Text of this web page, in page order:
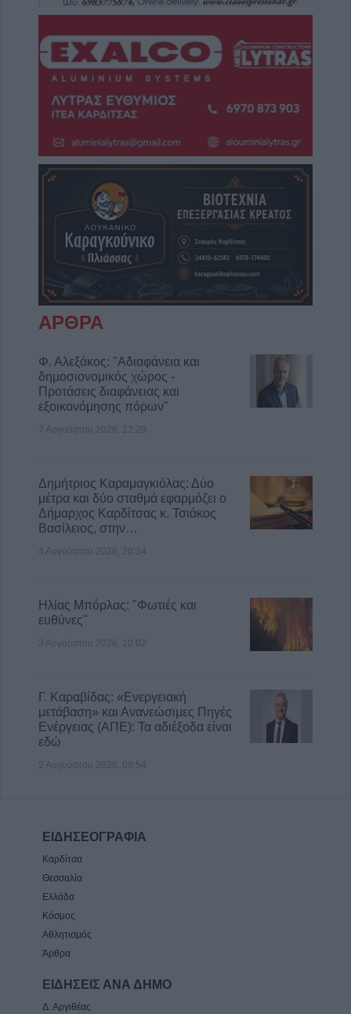
ΑΡΘΡΑ
Φ. Αλεξάκος: "Αδιαφάνεια και
δημοσιονομικός χώρος -
Προτάσεις διαφάνειας και
εξοικονόμησης πόρων"
7 Αυγούστου 2026, 12:29
Δημήτριος Καραμαγκιόλας: Δύο
μέτρα και δύο σταθμά εφαρμόζει ο
Δήμαρχος Καρδίτσας κ. Τσιάκος
Βασίλειος, στην…
4 Αυγούστου 2026, 20:34
Ηλίας Μπόρλας: "Φωτιές και
ευθύνες"
3 Αυγούστου 2026, 10:02
Γ. Καραβίδας: «Ενεργειακή
μετάβαση» και Ανανεώσιμες Πηγές
Ενέργειας (ΑΠΕ): Τα αδιέξοδα είναι
εδώ
2 Αυγούστου 2026, 08:54
ΕΙΔΗΣΕΟΓΡΑΦΙΑ
Καρδίτσα
Θεσσαλία
Ελλάδα
Κόσμος
Αθλητισμός
Άρθρα
ΕΙΔΗΣΕΙΣ ΑΝΑ ΔΗΜΟ
Δ. Αργιθέας